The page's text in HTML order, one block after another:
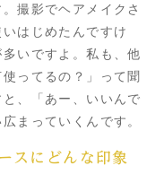
撮影でヘアメイクさ
はじめたんですけ
いですよ。私も、他
ってるの？」って聞
、「あー、いいんで
まっていくんです。
スにどんな印象